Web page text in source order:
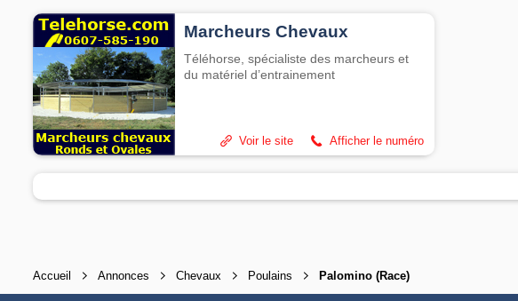
Marcheurs Chevaux
Téléhorse, spécialiste des marcheurs et
du matériel d’entrainement
Afficher le numéro
Voir le site
Accueil Annonces Chevaux Poulains Palomino (Race)